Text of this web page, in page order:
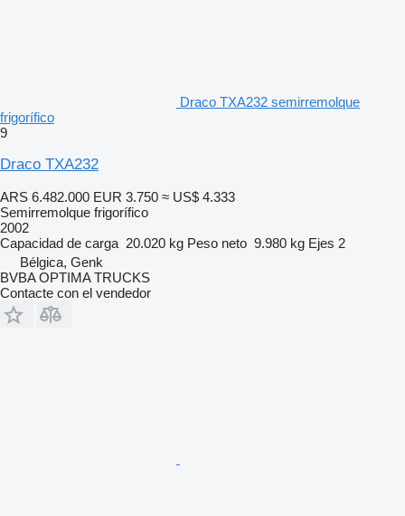
Draco TXA232 semirremolque
frigorífico
9
Draco TXA232
ARS 6.482.000 EUR 3.750 ≈ US$ 4.333
Semirremolque frigorífico
2002
Capacidad de carga 20.020 kg Peso neto 9.980 kg Ejes 2
Bélgica, Genk
BVBA OPTIMA TRUCKS
Contacte con el vendedor